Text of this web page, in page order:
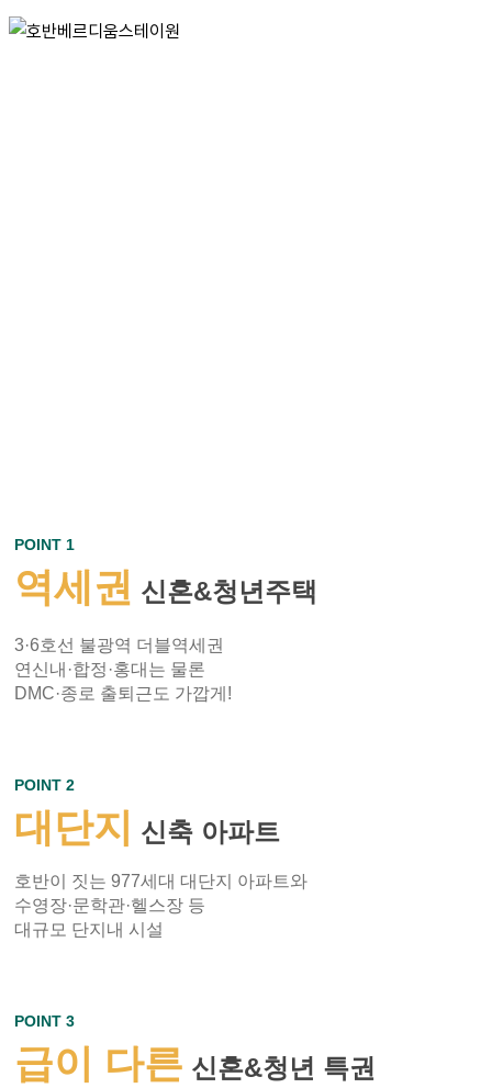
POINT 1
역세권 신혼&청년주택
3·6호선 불광역 더블역세권
연신내·합정·홍대는 물론
DMC·종로 출퇴근도 가깝게!
POINT 2
대단지 신축 아파트
호반이 짓는 977세대 대단지 아파트와
수영장·문학관·헬스장 등
대규모 단지내 시설
POINT 3
급이 다른 신혼&청년 특권